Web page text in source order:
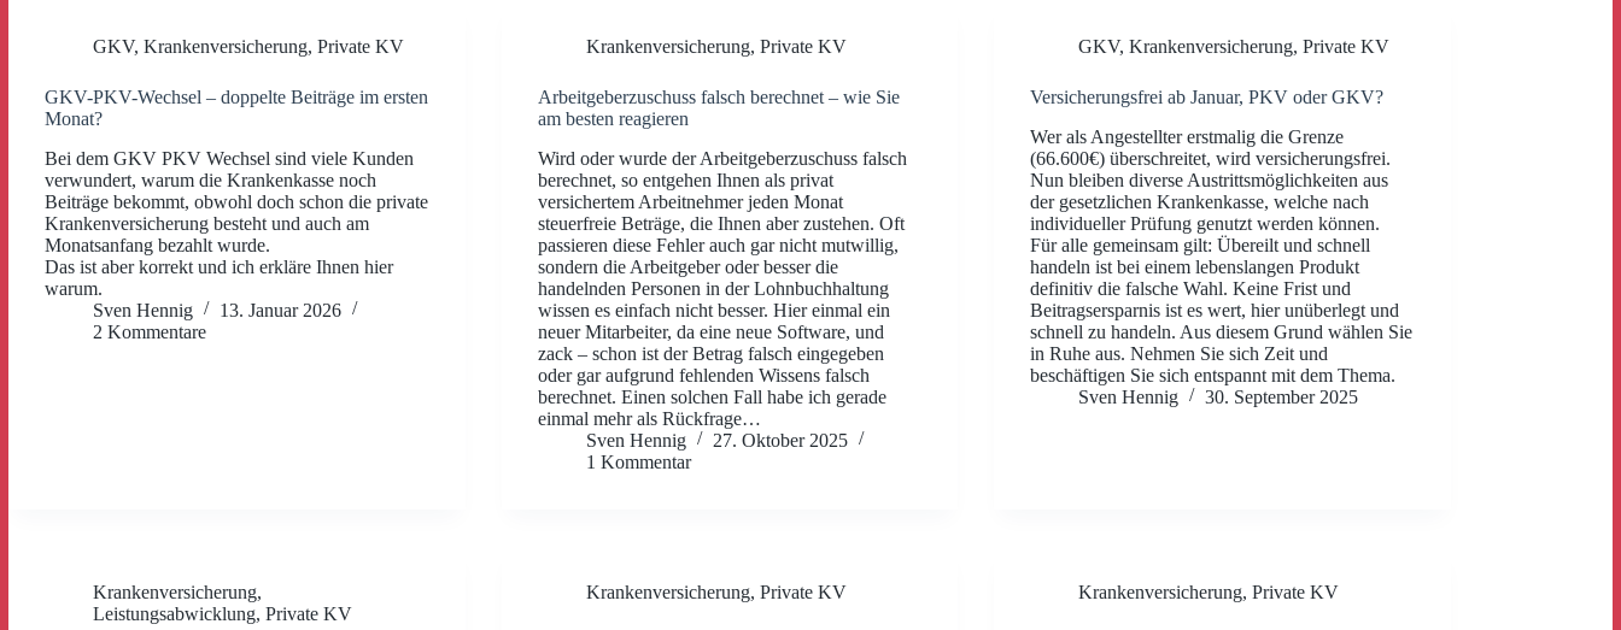
GKV, Krankenversicherung, Private KV
GKV-PKV-Wechsel – doppelte Beiträge im ersten
Monat?
Bei dem GKV PKV Wechsel sind viele Kunden
verwundert, warum die Krankenkasse noch
Beiträge bekommt, obwohl doch schon die private
Krankenversicherung besteht und auch am
Monatsanfang bezahlt wurde.
Das ist aber korrekt und ich erkläre Ihnen hier
warum.
Sven Hennig
13. Januar 2026
2 Kommentare
Krankenversicherung, Private KV
Arbeitgeberzuschuss falsch berechnet – wie Sie
am besten reagieren
Wird oder wurde der Arbeitgeberzuschuss falsch
berechnet, so entgehen Ihnen als privat
versichertem Arbeitnehmer jeden Monat
steuerfreie Beträge, die Ihnen aber zustehen. Oft
passieren diese Fehler auch gar nicht mutwillig,
sondern die Arbeitgeber oder besser die
handelnden Personen in der Lohnbuchhaltung
wissen es einfach nicht besser. Hier einmal ein
neuer Mitarbeiter, da eine neue Software, und
zack – schon ist der Betrag falsch eingegeben
oder gar aufgrund fehlenden Wissens falsch
berechnet. Einen solchen Fall habe ich gerade
einmal mehr als Rückfrage…
Sven Hennig
27. Oktober 2025
1 Kommentar
GKV,Krankenversicherung,Private KV
Versicherungsfrei ab Januar, PKV oder GKV?
Wer als Angestellter erstmalig die Grenze
(66.600€) überschreitet, wird versicherungsfrei.
Nun bleiben diverse Austrittsmöglichkeiten aus
der gesetzlichen Krankenkasse, welche nach
individueller Prüfung genutzt werden können.
Für alle gemeinsam gilt: Übereilt und schnell
handeln ist bei einem lebenslangen Produkt
definitiv die falsche Wahl. Keine Frist und
Beitragsersparnis ist es wert, hier unüberlegt und
schnell zu handeln. Aus diesem Grund wählen Sie
in Ruhe aus. Nehmen Sie sich Zeit und
beschäftigen Sie sich entspannt mit dem Thema.
Sven Hennig
30. September 2025
Krankenversicherung,
Leistungsabwicklung, Private KV
Krankenversicherung, Private KV Krankenversicherung,Private KV